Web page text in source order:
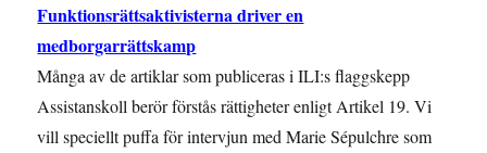
Funktionsrättsaktivisterna driver en
medborgarrättskamp
Många av de artiklar som publiceras i ILI:s flaggskepp
Assistanskoll berör förstås rättigheter enligt Artikel 19. Vi
vill speciellt puffa för intervjun med Marie Sépulchre som